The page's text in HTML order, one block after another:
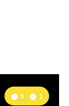
0 1